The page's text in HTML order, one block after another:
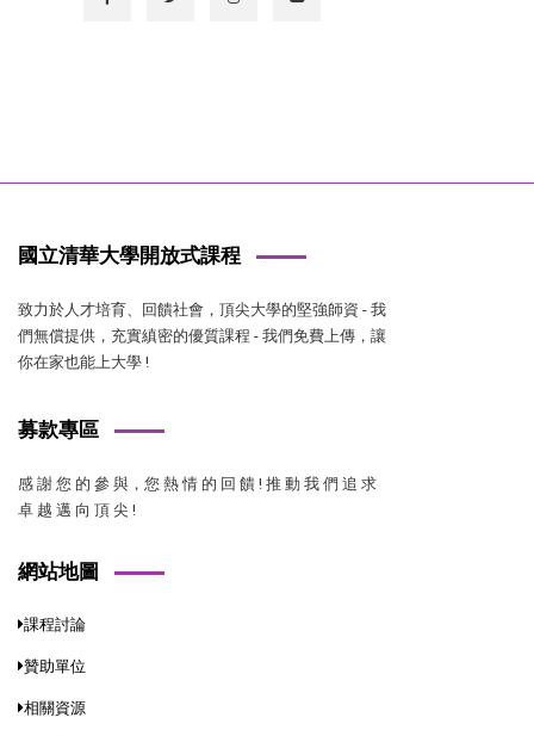
國立清華大學開放式課程
致力於人才培育、回饋社會，頂尖大學的堅強師資 - 我
們無償提供，充實縝密的優質課程 - 我們免費上傳，讓
你在家也能上大學 !
募款專區
感 謝 您 的 參 與，您 熱 情 的 回 饋 ! 推 動 我 們 追 求
卓 越 邁 向 頂 尖 !
網站地圖
課程討論
贊助單位
相關資源